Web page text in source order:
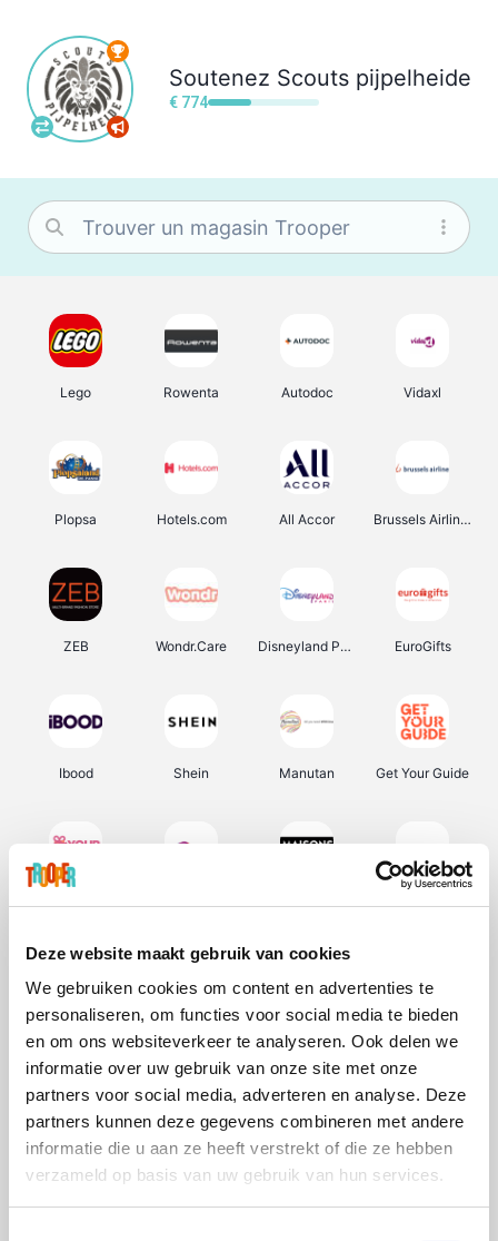
Deze website maakt gebruik van cookies
We gebruiken cookies om content en advertenties te
personaliseren, om functies voor social media te bieden
en om ons websiteverkeer te analyseren. Ook delen we
informatie over uw gebruik van onze site met onze
partners voor social media, adverteren en analyse. Deze
partners kunnen deze gegevens combineren met andere
informatie die u aan ze heeft verstrekt of die ze hebben
verzameld op basis van uw gebruik van hun services.
Soutenez Scouts pijpelheide
€ 774
Lego Rowenta Autodoc Vidaxl
Plopsa Hotels.com All Accor Brussels Airlines
ZEB Wondr.Care Disneyland Paris EuroGifts
Ibood Shein Manutan Get Your Guide
Weekendesk Sarenza Schiesser Interhome